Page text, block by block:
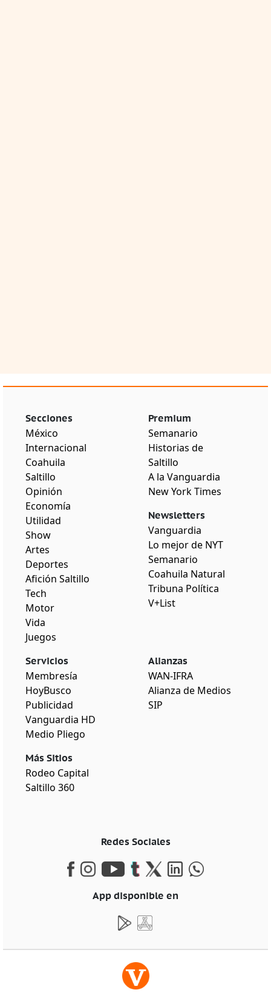
Secciones
México
Internacional
Coahuila
Saltillo
Opinión
Economía
Utilidad
Show
Artes
Deportes
Afición Saltillo
Tech
Motor
Vida
Juegos
Premium
Semanario
Historias de
Saltillo
A la Vanguardia
New York Times
Newsletters
Vanguardia
Lo mejor de NYT
Semanario
Coahuila Natural
Tribuna Política
V+List
Servicios
Membresía
HoyBusco
Publicidad
Vanguardia HD
Medio Pliego
Más Sitios
Rodeo Capital
Saltillo 360
Alianzas
WAN-IFRA
Alianza de Medios
SIP
Redes Sociales
App disponible en